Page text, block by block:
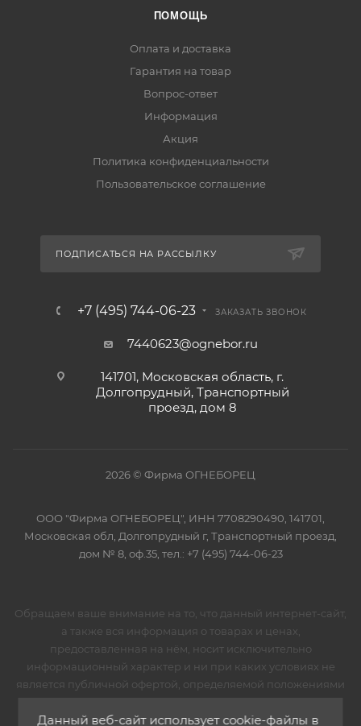
ПОМОЩЬ
Оплата и доставка
Гарантия на товар
Вопрос-ответ
Информация
Акция
Политика конфиденциальности
Пользовательское соглашение
ПОДПИСАТЬСЯ НА РАССЫЛКУ
+7 (495) 744-06-23 ЗАКАЗАТЬ ЗВОНОК
7440623@ognebor.ru
141701, Московская область, г.
Долгопрудный, Транспортный
проезд, дом 8
2026 © Фирма ОГНЕБОРЕЦ
ООО "Фирма ОГНЕБОРЕЦ", ИНН 7708290490, 141701,
Московская обл, Долгопрудный г, Транспортный проезд,
дом № 8, оф.35, тел.: +7 (495) 744-06-23
Обращаем ваше внимание на то, что данный интернет-сайт,
а также вся информация о товарах и ценах,
предоставленная на нём, носит исключительно
информационный характер и ни при каких условиях не
является публичной офертой, определяемой положениями
Федерации.Для получения подробной информации о
Данный веб-сайт использует cookie-файлы в